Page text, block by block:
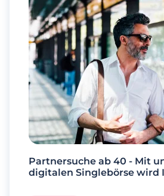
Partnersuche ab 40 - Mit
digitalen Singlebörse wird